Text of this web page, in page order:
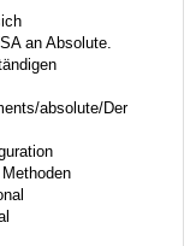
an Absolute.
absolute/Der